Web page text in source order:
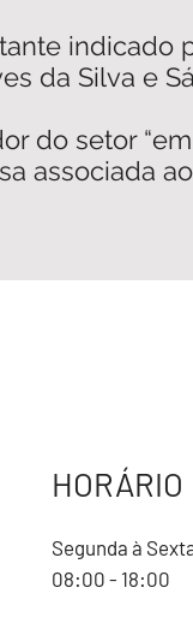
indicado
da Silva e
do setor
associada
HORÁRIO
Segunda à
08:00 - 18:00